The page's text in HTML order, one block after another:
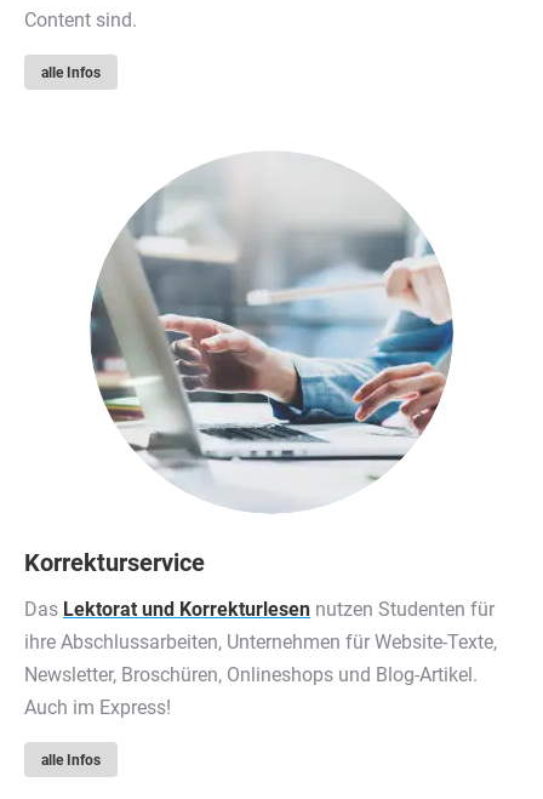
Content sind.
alle Infos
Korrekturservice
Das Lektorat und Korrekturlesen nutzen Studenten für
ihre Abschlussarbeiten, Unternehmen für Website-Texte,
Newsletter, Broschüren, Onlineshops und Blog-Artikel.
Auch im Express!
alle Infos